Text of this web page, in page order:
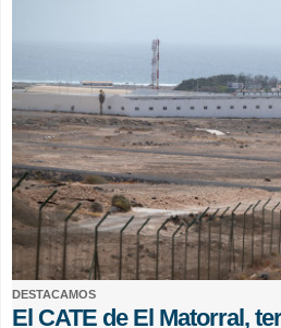
DESTACAMOS
El CATE de El Matorral,